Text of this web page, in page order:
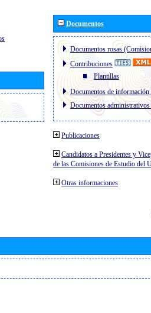
Documentos
Documentos rosas
Contribuciones
Plantillas
Documentos de
Documentos
Publicaciones
Candidatos a Presidentes y
de las Comisiones de Estudio
Otras informaciones